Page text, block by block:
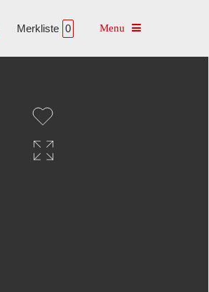
Merkliste 0 Toggle navigation